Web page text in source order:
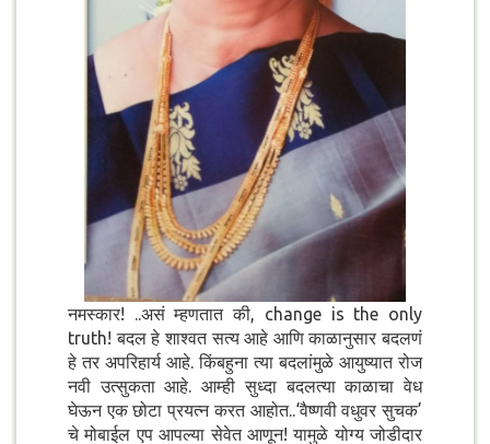
नमस्कार! ..असं म्हणतात की, change is the only
truth! बदल हे शाश्वत सत्य आहे आणि काळानुसार बदलणं
हे तर अपरिहार्य आहे. किंबहुना त्या बदलांमुळे आयुष्यात रोज
नवी उत्सुकता आहे. आम्ही सुध्दा बदलत्या काळाचा वेध
घेऊन एक छोटा प्रयत्न करत आहोत..‘वैष्णवी वधुवर सुचक’
चे मोबाईल एप आपल्या सेवेत आणून! यामुळे योग्य जोडीदार